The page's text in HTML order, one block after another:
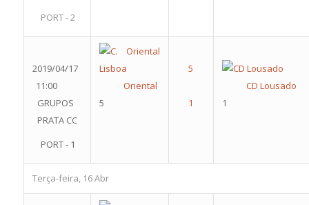
PORT - 2
2019/04/17
11:00
GRUPOS
PRATA CC
PORT - 1
Oriental
5
CD Lousado
1
Terça-feira, 16 Abr